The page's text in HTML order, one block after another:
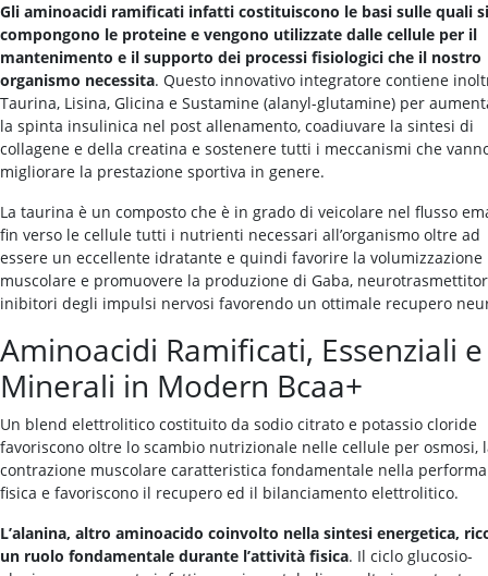
Gli aminoacidi ramificati infatti costituiscono le basi sulle quali si
compongono le proteine e vengono utilizzate dalle cellule per il
mantenimento e il supporto dei processi fisiologici che il nostro
organismo necessita. Questo innovativo integratore contiene
Taurina, Lisina, Glicina e Sustamine (alanyl-glutamine) per
la spinta insulinica nel post allenamento, coadiuvare la sintesi di
collagene e della creatina e sostenere tutti i meccanismi che
migliorare la prestazione sportiva in genere.
La taurina è un composto che è in grado di veicolare nel flusso
fin verso le cellule tutti i nutrienti necessari all’organismo oltre ad
essere un eccellente idratante e quindi favorire la volumizzazione
muscolare e promuovere la produzione di Gaba,
inibitori degli impulsi nervosi favorendo un ottimale recupero
Aminoacidi Ramificati, Essenziali e
Minerali in Modern Bcaa+
Un blend elettrolitico costituito da sodio citrato e potassio cloride
favoriscono oltre lo scambio nutrizionale nelle cellule per osmosi,
contrazione muscolare caratteristica fondamentale nella
fisica e favoriscono il recupero ed il bilanciamento elettrolitico.
L’alanina, altro aminoacido coinvolto nella sintesi energetica,
un ruolo fondamentale durante l’attività fisica. Il ciclo glucosio-